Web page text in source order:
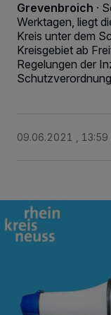
Grevenbroich ·
Werktagen, liegt
Kreis unter dem
Kreisgebiet ab
Regelungen der
09.06.2021 , 13:59